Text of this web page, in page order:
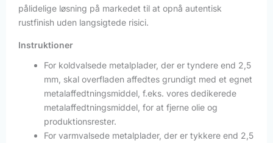
pålidelige løsning på markedet til at opnå autentisk
rustfinish uden langsigtede risici.
Instruktioner
For koldvalsede metalplader, der er tyndere end 2,5
mm, skal overfladen affedtes grundigt med et egnet
metalaffedtningsmiddel, f.eks. vores dedikerede
metalaffedtningsmiddel, for at fjerne olie og
produktionsrester.
For varmvalsede metalplader, der er tykkere end 2,5